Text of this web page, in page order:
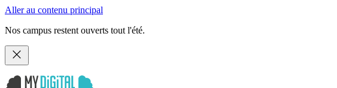
Aller au contenu principal
Nos campus restent ouverts tout l'été.